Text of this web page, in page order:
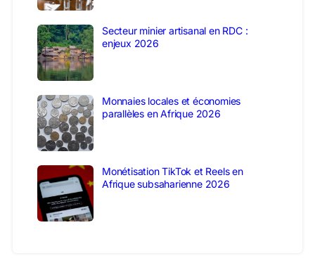
Secteur minier artisanal en RDC :
enjeux 2026
Monnaies locales et économies
parallèles en Afrique 2026
Monétisation TikTok et Reels en
Afrique subsaharienne 2026